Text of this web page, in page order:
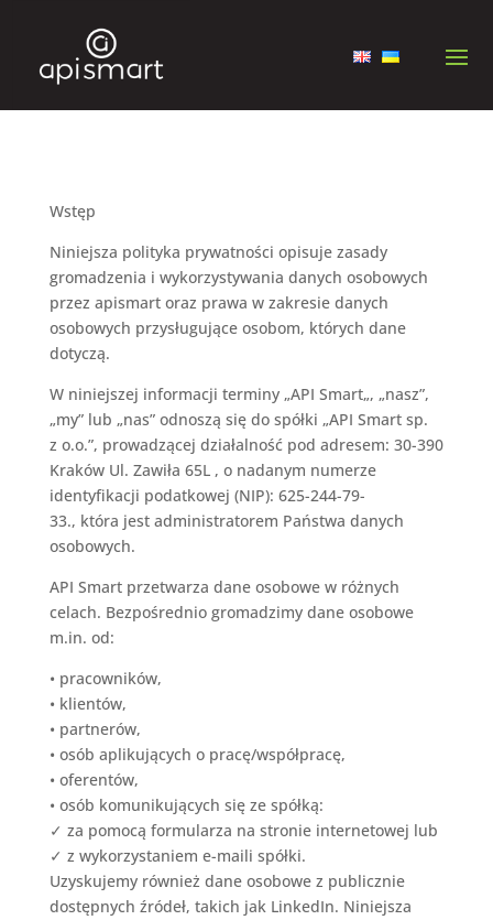
Wstęp
Niniejsza polityka prywatności opisuje zasady
gromadzenia i wykorzystywania danych osobowych
przez apismart oraz prawa w zakresie danych
osobowych przysługujące osobom, których dane
dotyczą.
W niniejszej informacji terminy „API Smart„, „nasz”,
„my” lub „nas” odnoszą się do spółki „API Smart sp.
z o.o.”, prowadzącej działalność pod adresem: 30-390
Kraków Ul. Zawiła 65L , o nadanym numerze
identyfikacji podatkowej (NIP): 625-244-79-
33., która jest administratorem Państwa danych
osobowych.
API Smart przetwarza dane osobowe w różnych
celach. Bezpośrednio gromadzimy dane osobowe
m.in. od:
• pracowników,
• klientów,
• partnerów,
• osób aplikujących o pracę/współpracę,
• oferentów,
• osób komunikujących się ze spółką:
✓ za pomocą formularza na stronie internetowej lub
✓ z wykorzystaniem e-maili spółki.
Uzyskujemy również dane osobowe z publicznie
dostępnych źródeł, takich jak LinkedIn. Niniejsza